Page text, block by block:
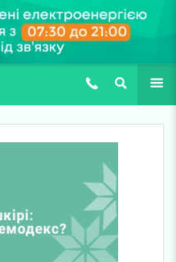
(067) 127-03-03
ПОШУК ЩЕ